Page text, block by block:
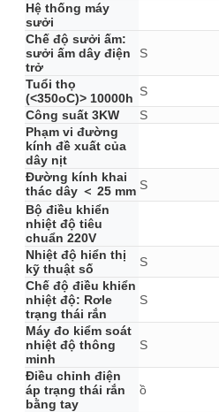
Hệ thống máy
sưởi
Chế độ sưởi ấm:
sưởi ấm dây điện
trở
S
Tuổi thọ
(<350oC)> 10000h S
Công suất 3KW
S
Phạm vi đường
kính đề xuất của
dây nịt
Đường kính khai
thác dây ＜ 25 mm S
Bộ điều khiển
nhiệt độ tiêu
chuẩn 220V
Nhiệt độ hiển thị
kỹ thuật số
S
Chế độ điều khiển
nhiệt độ: Rơle
trạng thái rắn
S
Máy đo kiểm soát
nhiệt độ thông
minh
S
Điều chỉnh điện
áp trạng thái rắn
bằng tay
ồ